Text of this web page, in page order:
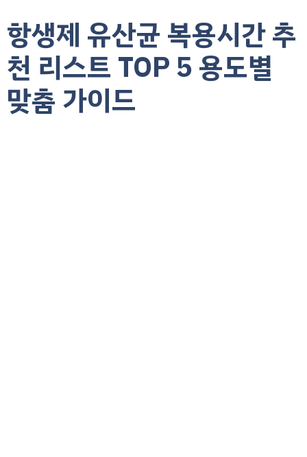
항생제 유산균 복용시간 추
천 리스트 TOP 5 용도별
맞춤 가이드